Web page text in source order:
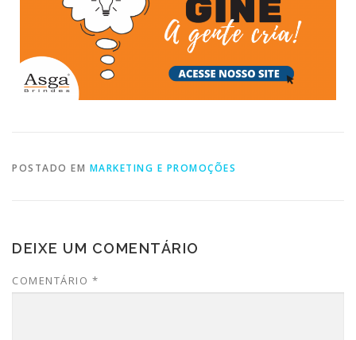
POSTADO EM MARKETING E PROMOÇÕES
DEIXE UM COMENTÁRIO
COMENTÁRIO *